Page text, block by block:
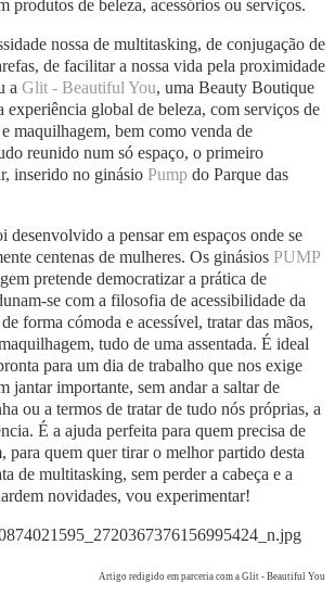
produtos de beleza, acessórios ou serviços.
nossa de multitasking, de conjugação de
de facilitar a nossa vida pela proximidade
a Glit - Beautiful You, uma Beauty Boutique
experiência global de beleza, com serviços de
maquilhagem, bem como venda de
reunido num só espaço, o primeiro
inserido no ginásio Pumpdo Parque das
a pensar em espaços onde se
centenas de mulheres. Os ginásios PUMP
pretende democratizar a prática de
se com a filosofia de acessibilidade da
forma cómoda e acessível, tratar das mãos,
tudo de uma assentada. É ideal
para um dia de trabalho que nos exige
jantar importante, sem andar a saltar de
ou a termos de tratar de tudo nós próprias, a
É a ajuda perfeita para quem precisa de
para quem quer tirar o melhor partido desta
de multitasking, sem perder a cabeça e a
novidades, vou experimentar!
Artigo redigido em parceria com a Glit - Beautiful You